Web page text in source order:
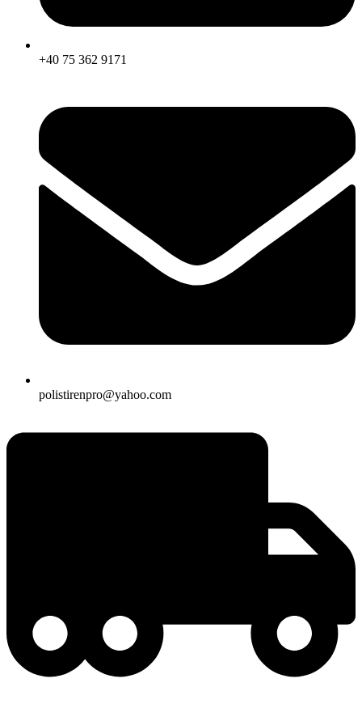
+40 75 362 9171
polistirenpro@yahoo.com